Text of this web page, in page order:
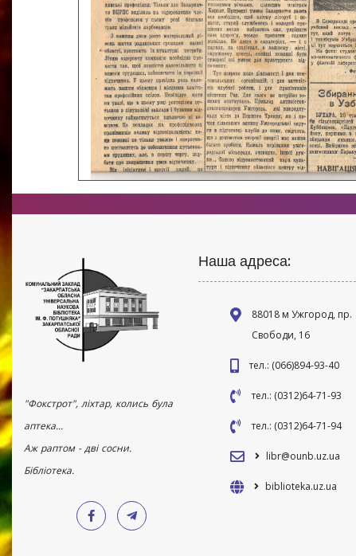
"Фокстрот", ліхтар, колись була
аптека...
Аж раптом - дві сосни.
Бібліотека.
Наша адреса:
88018 м Ужгород, пр.
Свободи, 16
тел.: (066)894-93-40
тел.: (0312)64-71-93
тел.: (0312)64-71-94
libr@ounb.uz.ua
biblioteka.uz.ua